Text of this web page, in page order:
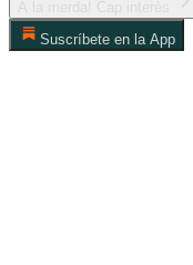
Suscríbete en la App